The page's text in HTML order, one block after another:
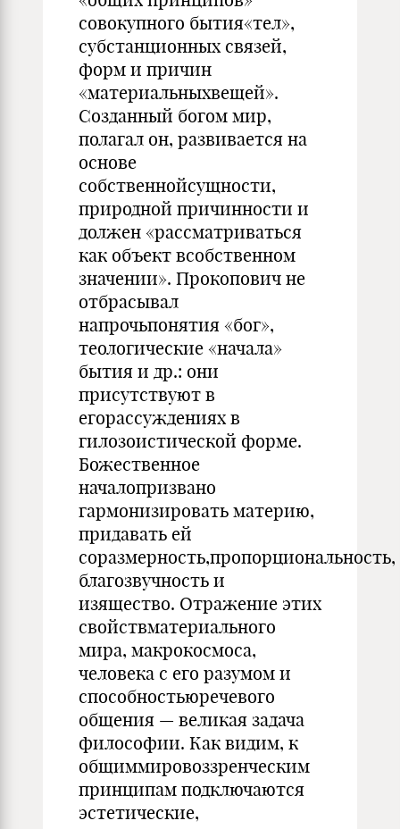
совокупного бытия«тел»,
субстанционных связей,
форм и причин
«материальныхвещей».
Созданный богом мир,
полагал он, развивается на
основе
собственнойсущности,
природной причинности и
должен «рассматриваться
как объект всобственном
значении». Прокопович не
отбрасывал
напрочьпонятия «бог»,
теологические «начала»
бытия и др.: они
присутствуют в
егорассуждениях в
гилозоистической форме.
Божественное
началопризвано
гармонизировать материю,
придавать ей
соразмерность,пропорциональность,
благозвучность и
изящество. Отражение этих
свойствматериального
мира, макрокосмоса,
человека с его разумом и
способностьюречевого
общения — великая задача
философии. Как видим, к
общиммировоззренческим
принципам подключаются
эстетические,